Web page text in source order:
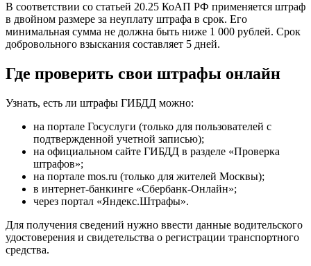
В соответствии со статьей 20.25 КоАП РФ применяется штраф
в двойном размере за неуплату штрафа в срок. Его
минимальная сумма не должна быть ниже 1 000 рублей. Срок
добровольного взыскания составляет 5 дней.
Где проверить свои штрафы онлайн
Узнать, есть ли штрафы ГИБДД можно:
на портале Госуслуги (только для пользователей с
подтвержденной учетной записью);
на официальном сайте ГИБДД в разделе «Проверка
штрафов»;
на портале mos.ru (только для жителей Москвы);
в интернет-банкинге «Сбербанк-Онлайн»;
через портал «Яндекс.Штрафы».
Для получения сведений нужно ввести данные водительского
удостоверения и свидетельства о регистрации транспортного
средства.